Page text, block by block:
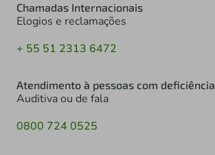
Chamadas Internacionais
Elogios e reclamações
+ 55 51 2313 6472
Atendimento à pessoas com deficiência
Auditiva ou de fala
0800 724 0525